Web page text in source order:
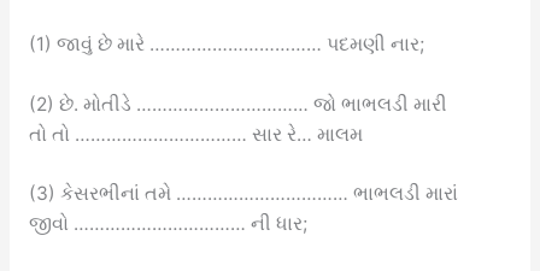
(1) જાવું છે મારે …………………………… પદમણી નાર;
(2) છે. મોતીડે …………………………… જો ભાભલડી મારી
તો તો …………………………… સાર રે… માલમ
(3) કેસરભીનાં તમે …………………………… ભાભલડી મારાં
જીવો …………………………… ની ધાર;